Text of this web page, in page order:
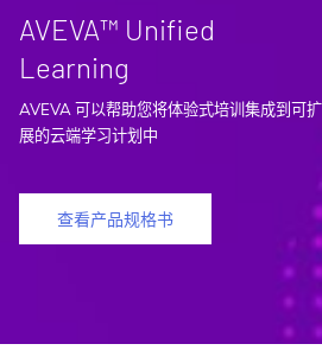
AVEVA™ Unified
Learning
AVEVA 可以帮助您将体验式培训集成到可扩
展的云端学习计划中
查看产品规格书